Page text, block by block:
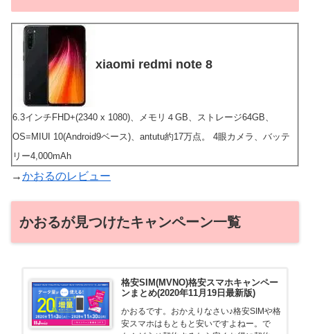
xiaomi redmi note 8
6.3インチFHD+(2340 x 1080)、メモリ４GB、ストレージ64GB、
OS=MIUI 10(Android9ベース)、antutu約17万点。 4眼カメラ、バッテ
リー4,000mAh
→かおるのレビュー
かおるが見つけたキャンペーン一覧
格安SIM(MVNO)格安スマホキャンペー
ンまとめ(2020年11月19日最新版)
かおるです。おかえりなさい♪格安SIMや格
安スマホはもともと安いですよねー。で